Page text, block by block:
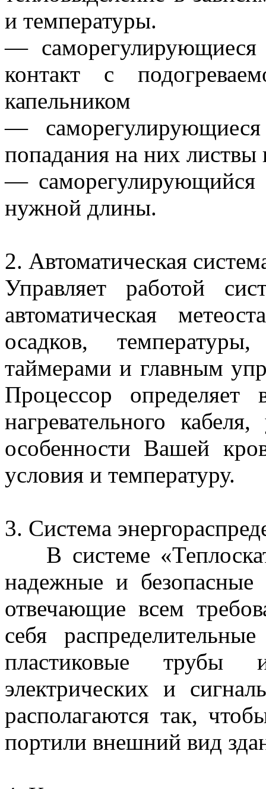
и температуры.
— саморегулирующиеся
контакт с
капельником
—
попадания на них
— саморегулирующийся
нужной длины.
2. Автоматическая
Управляет работой
автоматическая
осадков,
таймерами и главным
Процессор
нагревательного
особенности Вашей
условия и температуру.
3. Система
В системе
надежные и безопасные
отвечающие всем
себя
пластиковые
электрических и
располагаются так,
портили внешний вид